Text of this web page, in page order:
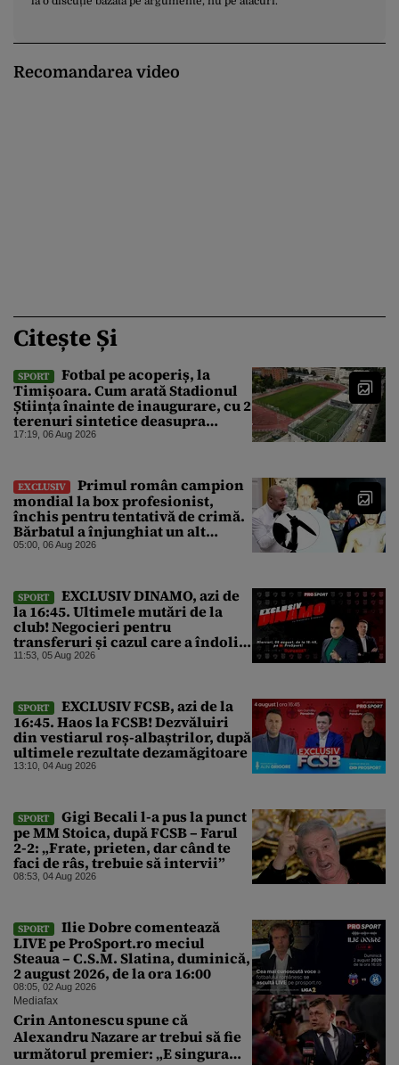
Recomandarea video
Citește Și
SPORT
Fotbal pe acoperiș, la
Timișoara. Cum arată Stadionul
Știința înainte de inaugurare, cu 2
terenuri sintetice deasupra
tribunei
17:19, 06 Aug 2026
EXCLUSIV
Primul român campion
mondial la box profesionist,
închis pentru tentativă de crimă.
Bărbatul a înjunghiat un alt
interlop periculos
05:00, 06 Aug 2026
SPORT
EXCLUSIV DINAMO, azi de
la 16:45. Ultimele mutări de la
club! Negocieri pentru
transferuri și cazul care a îndoliat
Dinamo
11:53, 05 Aug 2026
SPORT
EXCLUSIV FCSB, azi de la
16:45. Haos la FCSB! Dezvăluiri
din vestiarul roș-albaștrilor, după
ultimele rezultate dezamăgitoare
13:10, 04 Aug 2026
SPORT
Gigi Becali l-a pus la punct
pe MM Stoica, după FCSB – Farul
2-2: „Frate, prieten, dar când te
faci de râs, trebuie să intervii”
08:53, 04 Aug 2026
SPORT
Ilie Dobre comentează
LIVE pe ProSport.ro meciul
Steaua – C.S.M. Slatina, duminică,
2 august 2026, de la ora 16:00
08:05, 02 Aug 2026
Mediafax
Crin Antonescu spune că
Alexandru Nazare ar trebui să fie
următorul premier: „E singura